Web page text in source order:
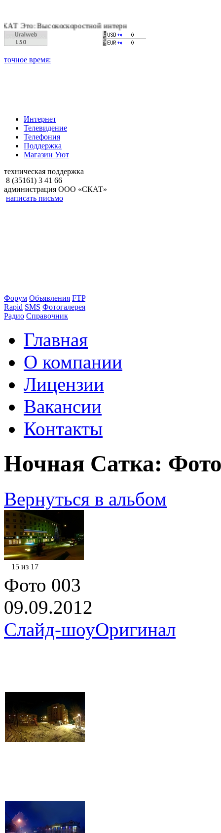
Высокоскоростной интернет, качественное цифровое и
Интернет
Телевидение
Телефония
Поддержка
Магазин Уют
техническая поддержка
8 (35161) 3 41 66
администрация ООО «СКАТ»
написать письмо
Форум Объявления FTP
Rapid SMS Фотогалерея
Радио Справочник
Главная
О компании
Лицензии
Вакансии
Контакты
Ночная Сатка:
Вернуться в альбом
15 из 17
Фото 003
09.09.2012
Слайд-шоуОригинал